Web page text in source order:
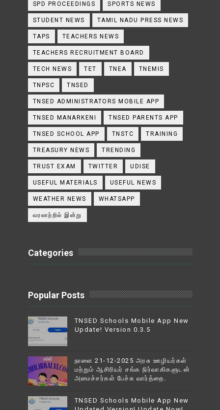
SPD PROCEEDINGS SPORTS NEWS
STUDENT NEWS TAMIL NADU PRESS NEWS
TAPS TEACHERS NEWS
TEACHERS RECRUITMENT BOARD
TECH NEWS TET TNEA TNEMIS
TNPSC TNSED
TNSED ADMINISTRATORS MOBILE APP
TNSED MANARKENI TNSED PARENTS APP
TNSED SCHOOL APP TNSTC TRAINING
TREASURY NEWS TRENDING
TRUST EXAM TWITTER UDISE
USEFUL MATERIALS USEFUL NEWS
WEATHER NEWS WHATSAPP
வரலாற்றில் இன்று
Categories
Popular Posts
TNSED Schools Mobile App New
Update! Version 0.3.5
நாளை 21-12-2025 அரசு ஊழியர்கள்
மற்றும் ஆசிரியர் சங்க நிர்வாகிகளுடன்
அமைச்சர்கள் பேச்சு வார்த்தை.
TNSED Schools Mobile App New